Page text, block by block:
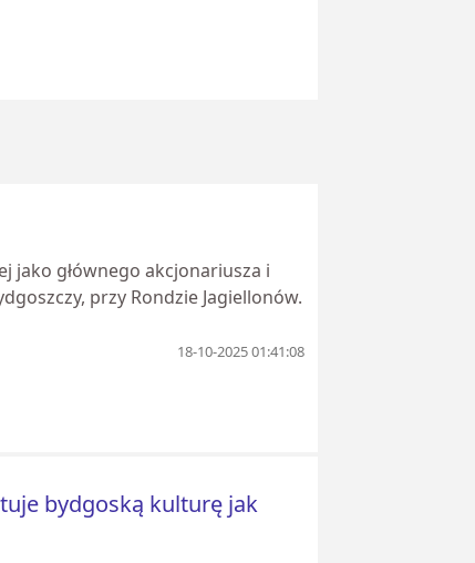
jako głównego akcjonariusza i
przy Rondzie Jagiellonów.
18-10-2025 01:41:08
bydgoską kulturę jak